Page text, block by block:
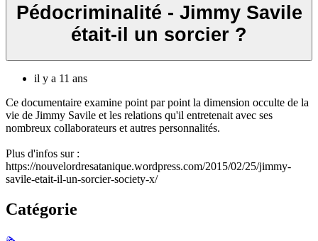
Pédocriminalité - Jimmy Savile
était-il un sorcier ?
il y a 11 ans
Ce documentaire examine point par point la dimension occulte de la
vie de Jimmy Savile et les relations qu'il entretenait avec ses
nombreux collaborateurs et autres personnalités.
Plus d'infos sur :
https://nouvelordresatanique.wordpress.com/2015/02/25/jimmy-
savile-etait-il-un-sorcier-society-x/
Catégorie